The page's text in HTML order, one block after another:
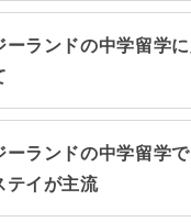
ーランドの中学留学
ーランドの中学留学
テイが主流